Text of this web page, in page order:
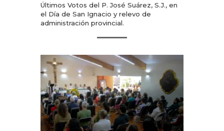
Últimos Votos del P. José Suárez, S.J., en
el Día de San Ignacio y relevo de
administración provincial.